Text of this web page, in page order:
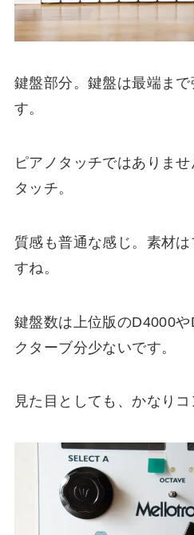
鍵盤部分。鍵盤は最端ま
す。
ピアノタッチではありま
タッチ。
質感も普通な感じ。素材
すね。
鍵盤数は上位版のD4000
クターブ分少ないです。
見た目としても、かなりコ